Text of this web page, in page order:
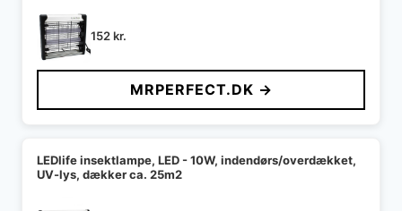
152kr.
MRPERFECT.DK →
LEDlife insektlampe, LED - 10W, indendørs/overdækket,
UV-lys, dækker ca. 25m2